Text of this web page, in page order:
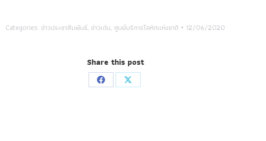
Categories: ข่าวประชาสัมพันธ์, ข่าวเด่น, ศูนย์บริการโลหิตแห่งชาติ 12/06/2020
Share this post
Share
Share